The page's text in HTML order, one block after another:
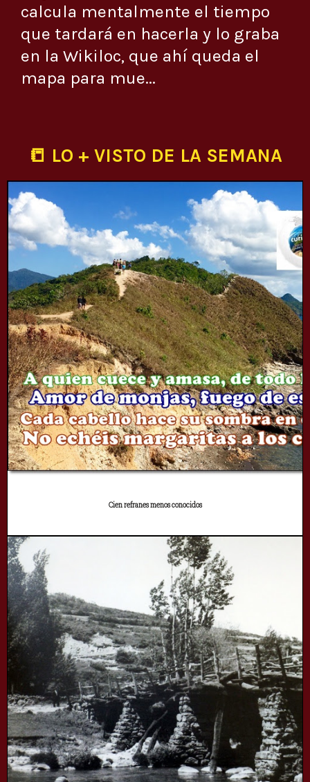
calcula mentalmente el tiempo
que tardará en hacerla y lo graba
en la Wikiloc, que ahí queda el
mapa para mue...
📒 LO + VISTO DE LA SEMANA
Cien refranes menos conocidos